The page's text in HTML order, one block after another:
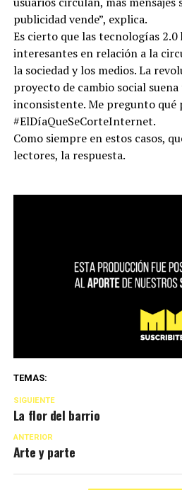
publicidad vende”, explica.
Es cierto que las tecnologías
interesantes en relación a la
la sociedad y los medios. La
proyecto de cambio social
inconsistente. Me pregunto qué
#ElDíaQueSeCorteInternet.
Como siempre en estos casos,
lectores, la respuesta.
TEMAS:
SIGUIENTE
La flor del barrio
ANTERIOR
Arte y parte